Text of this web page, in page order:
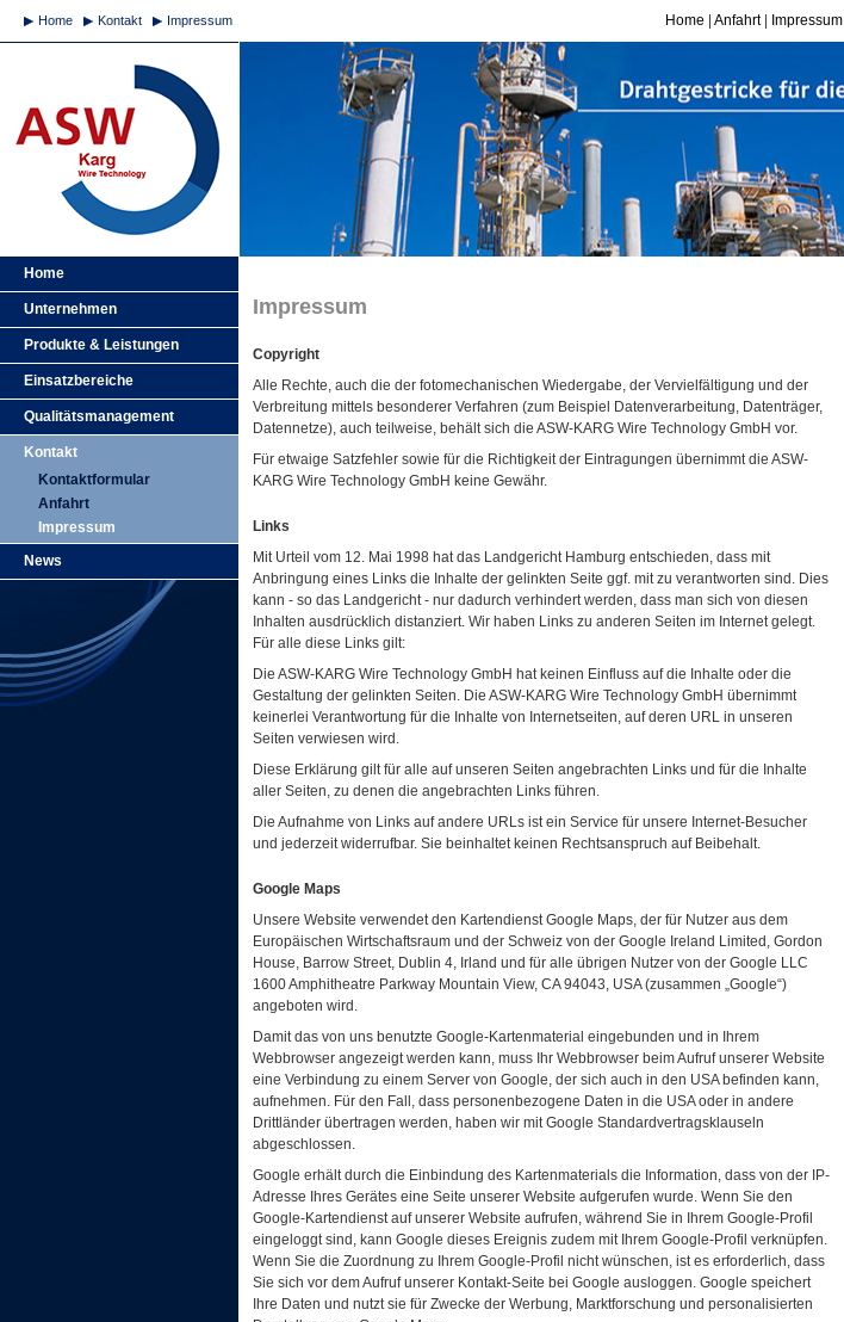
Home Kontakt Impressum Home Anfahrt| Impressum
Impressum
Copyright
Alle Rechte, auch die der fotomechanischen Wiedergabe, der Vervielfältigung und der
Verbreitung mittels besonderer Verfahren (zum Beispiel Datenverarbeitung, Datenträger,
Datennetze), auch teilweise, behält sich die ASW-KARG Wire Technology GmbH vor.
Für etwaige Satzfehler sowie für die Richtigkeit der Eintragungen übernimmt die ASW-
KARG Wire Technology GmbH keine Gewähr.
Links
Mit Urteil vom 12. Mai 1998 hat das Landgericht Hamburg entschieden, dass mit
Anbringung eines Links die Inhalte der gelinkten Seite ggf. mit zu verantworten sind. Dies
kann - so das Landgericht - nur dadurch verhindert werden, dass man sich von diesen
Inhalten ausdrücklich distanziert. Wir haben Links zu anderen Seiten im Internet gelegt.
Für alle diese Links gilt:
Die ASW-KARG Wire Technology GmbH hat keinen Einfluss auf die Inhalte oder die
Gestaltung der gelinkten Seiten. Die ASW-KARG Wire Technology GmbH übernimmt
keinerlei Verantwortung für die Inhalte von Internetseiten, auf deren URL in unseren
Seiten verwiesen wird.
Diese Erklärung gilt für alle auf unseren Seiten angebrachten Links und für die Inhalte
aller Seiten, zu denen die angebrachten Links führen.
Die Aufnahme von Links auf andere URLs ist ein Service für unsere Internet-Besucher
und jederzeit widerrufbar. Sie beinhaltet keinen Rechtsanspruch auf Beibehalt.
Google Maps
Unsere Website verwendet den Kartendienst Google Maps, der für Nutzer aus dem
Europäischen Wirtschaftsraum und der Schweiz von der Google Ireland Limited, Gordon
House, Barrow Street, Dublin 4, Irland und für alle übrigen Nutzer von der Google LLC
1600 Amphitheatre Parkway Mountain View, CA 94043, USA (zusammen „Google“)
angeboten wird.
Damit das von uns benutzte Google-Kartenmaterial eingebunden und in Ihrem
Webbrowser angezeigt werden kann, muss Ihr Webbrowser beim Aufruf unserer Website
eine Verbindung zu einem Server von Google, der sich auch in den USA befinden kann,
aufnehmen. Für den Fall, dass personenbezogene Daten in die USA oder in andere
Drittländer übertragen werden, haben wir mit Google Standardvertragsklauseln
abgeschlossen.
Google erhält durch die Einbindung des Kartenmaterials die Information, dass von der IP-
Adresse Ihres Gerätes eine Seite unserer Website aufgerufen wurde. Wenn Sie den
Google-Kartendienst auf unserer Website aufrufen, während Sie in Ihrem Google-Profil
eingeloggt sind, kann Google dieses Ereignis zudem mit Ihrem Google-Profil verknüpfen.
Wenn Sie die Zuordnung zu Ihrem Google-Profil nicht wünschen, ist es erforderlich, dass
Sie sich vor dem Aufruf unserer Kontakt-Seite bei Google ausloggen. Google speichert
Ihre Daten und nutzt sie für Zwecke der Werbung, Marktforschung und personalisierten
Home
Unternehmen
Produkte & Leistungen
Einsatzbereiche
Qualitätsmanagement
Kontakt
Kontaktformular
Anfahrt
Impressum
News